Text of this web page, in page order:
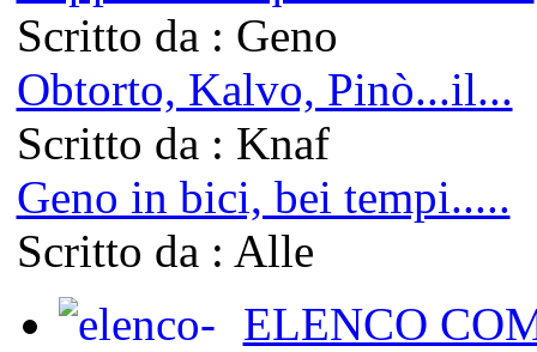
Scritto da : Geno
Obtorto, Kalvo, Pinò...il...
Scritto da : Knaf
Geno in bici, bei tempi.....
Scritto da : Alle
ELENCO